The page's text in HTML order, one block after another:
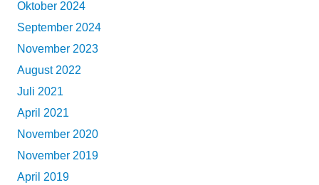
Oktober 2024
September 2024
November 2023
August 2022
Juli 2021
April 2021
November 2020
November 2019
April 2019